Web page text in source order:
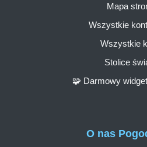
O nas
Mapa
Wszystkie
Wszystkie
Stolice
🧩 Darmowy